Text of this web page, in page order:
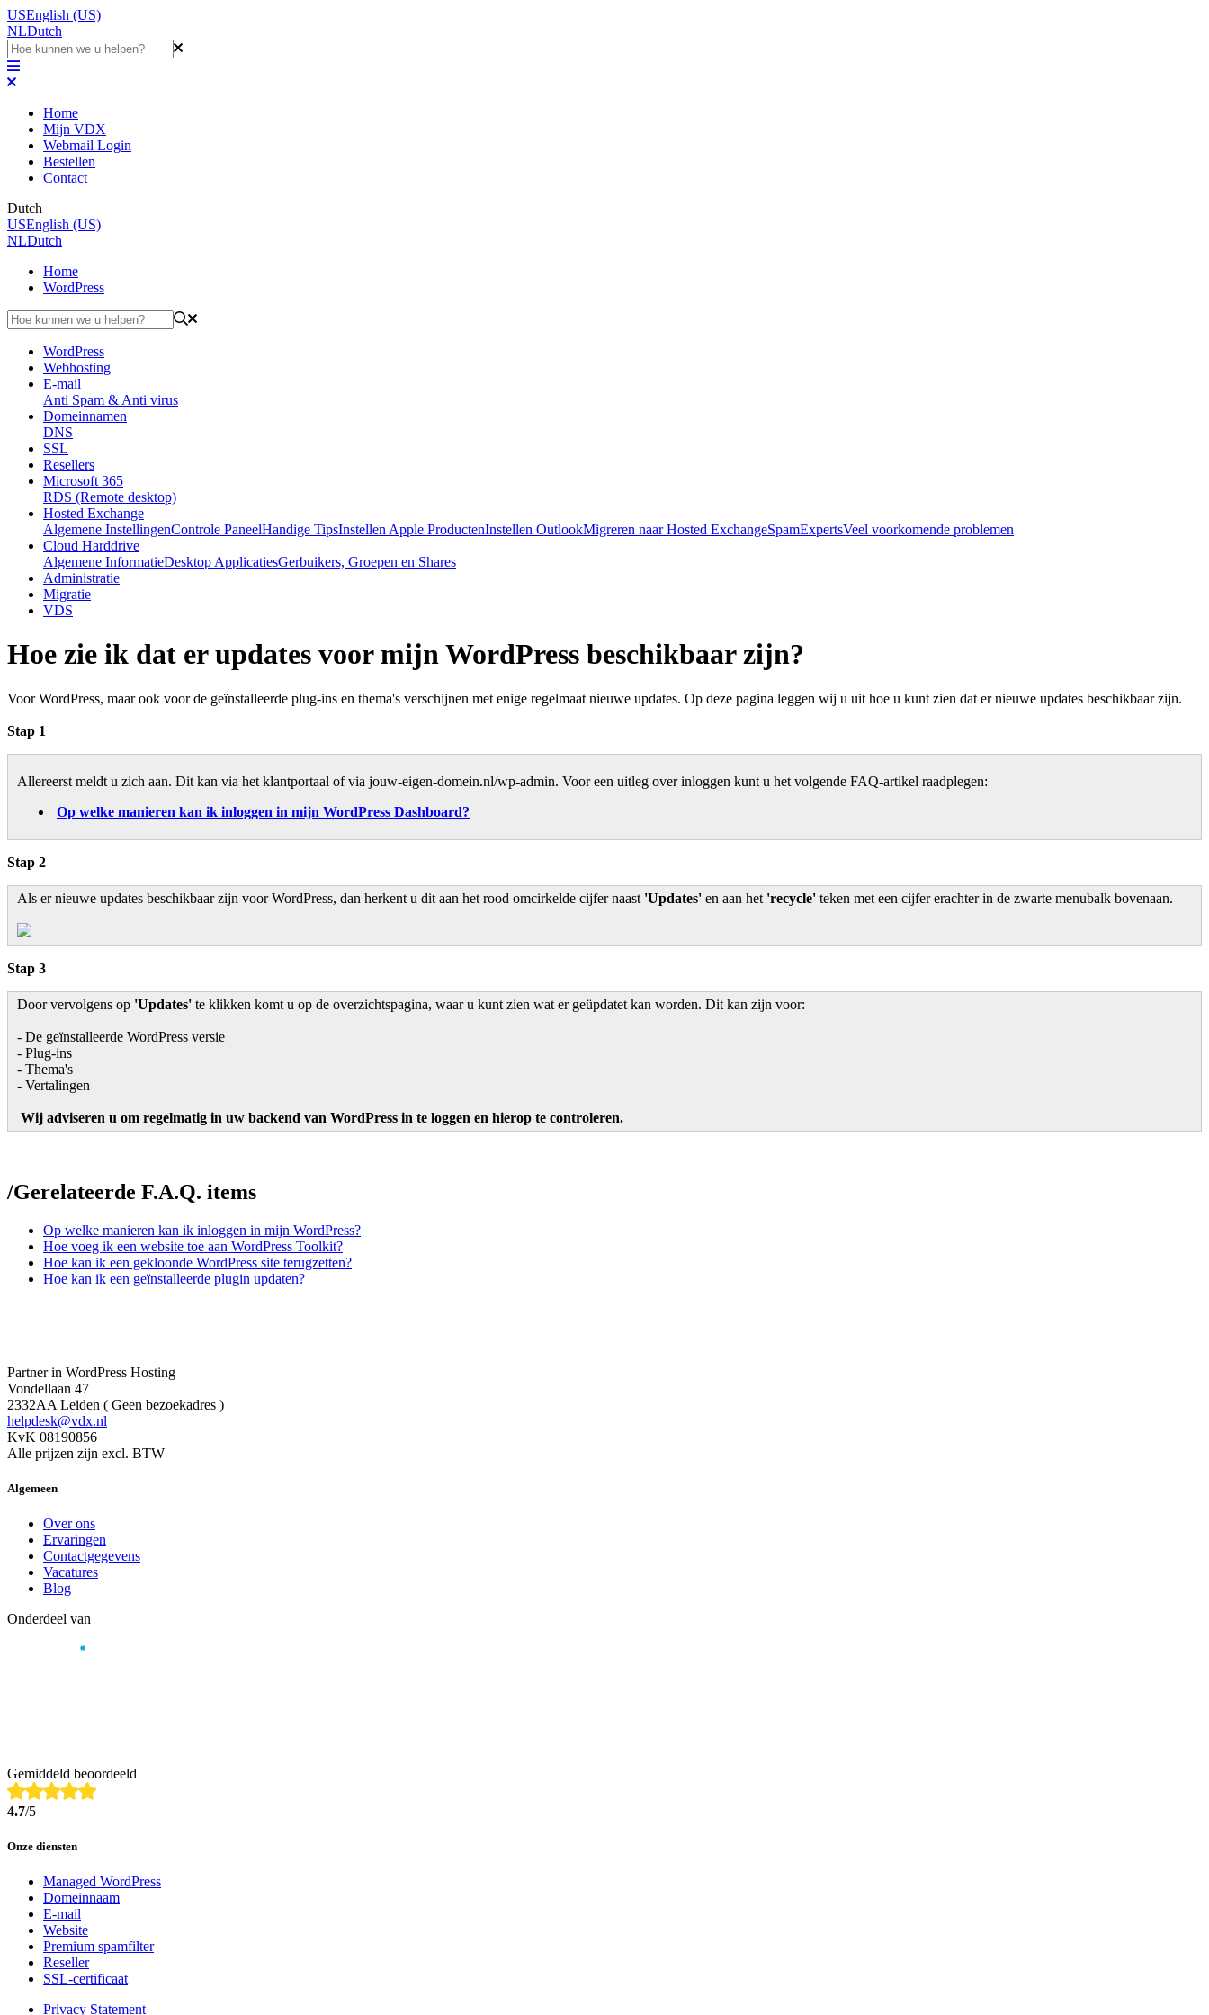
USEnglish (US)
NLDutch
Home
Mijn VDX
Webmail Login
Bestellen
Contact
Dutch
USEnglish (US)
NLDutch
Home
WordPress
WordPress
Webhosting
E-mail
Anti Spam & Anti virus
Domeinnamen
DNS
SSL
Resellers
Microsoft 365
RDS (Remote desktop)
Hosted Exchange
Algemene InstellingenControle PaneelHandige TipsInstellen Apple ProductenInstellen OutlookMigreren naar Hosted ExchangeSpamExpertsVeel voorkomende problemen
Cloud Harddrive
Algemene InformatieDesktop ApplicatiesGerbuikers, Groepen en Shares
Administratie
Migratie
VDS
Hoe zie ik dat er updates voor mijn WordPress beschikbaar zijn?
Voor WordPress, maar ook voor de geïnstalleerde plug-ins en thema's verschijnen met enige regelmaat nieuwe updates. Op deze pagina leggen wij u uit hoe u kunt zien dat er nieuwe updates beschikbaar zijn.
Stap 1
Allereerst meldt u zich aan. Dit kan via het klantportaal of via jouw-eigen-domein.nl/wp-admin. Voor een uitleg over inloggen kunt u het volgende FAQ-artikel raadplegen:
Op welke manieren kan ik inloggen in mijn WordPress Dashboard?
Stap 2
Als er nieuwe updates beschikbaar zijn voor WordPress, dan herkent u dit aan het rood omcirkelde cijfer naast 'Updates' en aan het 'recycle' teken met een cijfer erachter in de zwarte menubalk bovenaan.
Stap 3
Door vervolgens op 'Updates' te klikken komt u op de overzichtspagina, waar u kunt zien wat er geüpdatet kan worden. Dit kan zijn voor:
- De geïnstalleerde WordPress versie
- Plug-ins
- Thema's
- Vertalingen
Wij adviseren u om regelmatig in uw backend van WordPress in te loggen en hierop te controleren.
/Gerelateerde F.A.Q. items
Op welke manieren kan ik inloggen in mijn WordPress?
Hoe voeg ik een website toe aan WordPress Toolkit?
Hoe kan ik een gekloonde WordPress site terugzetten?
Hoe kan ik een geïnstalleerde plugin updaten?
Partner in WordPress Hosting
Vondellaan 47
2332AA Leiden ( Geen bezoekadres )
helpdesk@vdx.nl
KvK 08190856
Alle prijzen zijn excl. BTW
Algemeen
Over ons
Ervaringen
Contactgegevens
Vacatures
Blog
Onderdeel van
Gemiddeld beoordeeld
4.7/5
Onze diensten
Managed WordPress
Domeinnaam
E-mail
Website
Premium spamfilter
Reseller
SSL-certificaat
Privacy Statement